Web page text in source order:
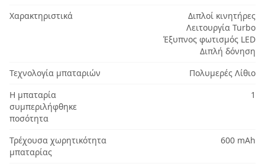
Χαρακτηριστικά
Διπλοί κινητήρες
Λειτουργία Turbo
Έξυπνος φωτισμός LED
Διπλή δόνηση
Τεχνολογία μπαταριών
Πολυμερές Λίθιο
Η μπαταρία
συμπεριλήφθηκε
ποσότητα
1
Τρέχουσα χωρητικότητα
μπαταρίας
600 mAh